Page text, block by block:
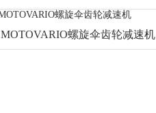
MOTOVARIO螺旋伞齿轮减速机